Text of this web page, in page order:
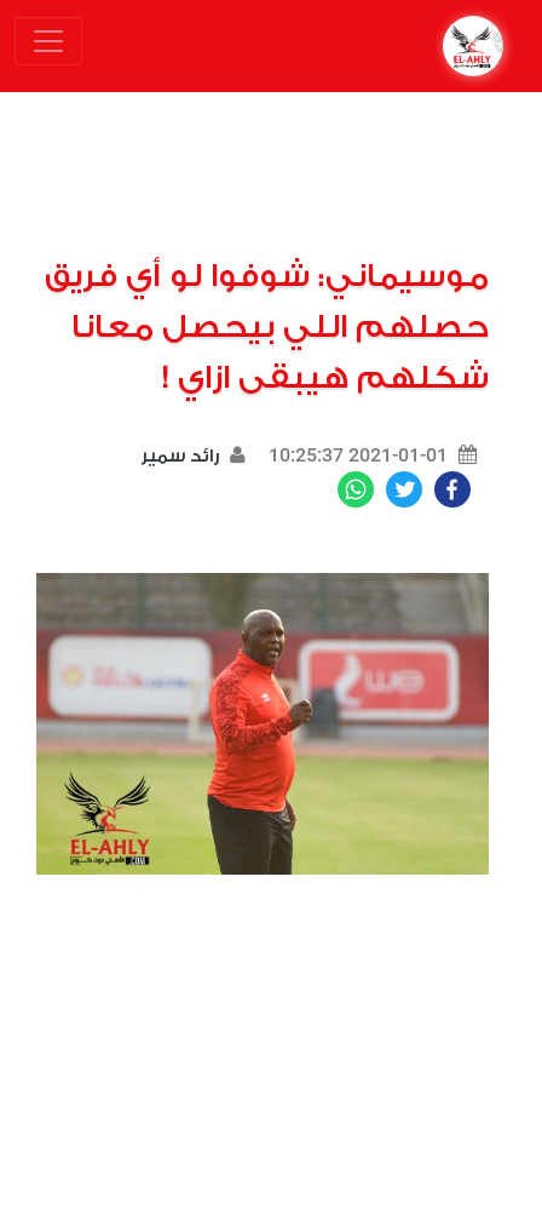
موسيماني: شوفوا لو أي فريق
حصلهم اللي بيحصل معانا
شكلهم هيبقى ازاي !
2021-01-01 10:25:37 رائد سمير
Facebook
Twitter